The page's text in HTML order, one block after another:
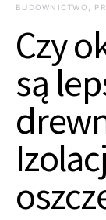
BUDOWNICTWO,
Czy
są